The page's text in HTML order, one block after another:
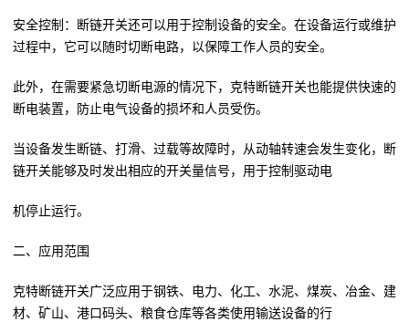
安全控制：断链开关还可以用于控制设备的安全。在设备运行或维护
过程中，它可以随时切断电路，以保障工作人员的安全。
此外，在需要紧急切断电源的情况下，克特断链开关也能提供快速的
断电装置，防止电气设备的损坏和人员受伤。
当设备发生断链、打滑、过载等故障时，从动轴转速会发生变化，断
链开关能够及时发出相应的开关量信号，用于控制驱动电
机停止运行。
二、应用范围
克特断链开关广泛应用于钢铁、电力、化工、水泥、煤炭、冶金、建
材、矿山、港口码头、粮食仓库等各类使用输送设备的行